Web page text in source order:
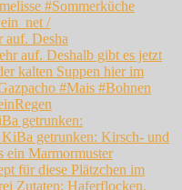
auf. Desha
getrunken: